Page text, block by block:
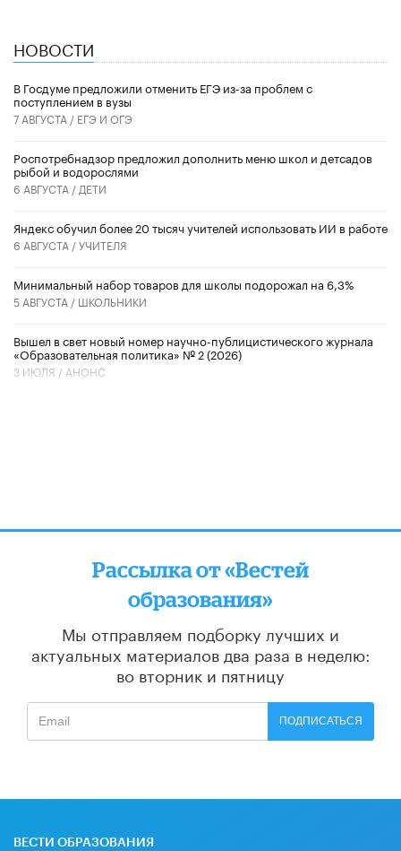
НОВОСТИ
В Госдуме предложили отменить ЕГЭ из-за проблем с
поступлением в вузы
7 АВГУСТА / ЕГЭ И ОГЭ
Роспотребнадзор предложил дополнить меню школ и детсадов
рыбой и водорослями
6 АВГУСТА / ДЕТИ
​Яндекс обучил более 20 тысяч учителей использовать ИИ в работе
6 АВГУСТА /УЧИТЕЛЯ
Минимальный набор товаров для школы подорожал на 6,3%
5 АВГУСТА / ШКОЛЬНИКИ
Вышел в свет новый номер научно-публицистического журнала
«Образовательная политика» № 2 (2026)
3 ИЮЛЯ / АНОНС
Рассылка от «Вестей
образования»
Мы отправляем подборку лучших и
актуальных материалов два раза в неделю:
во вторник и пятницу
ПОДПИСАТЬСЯ
ВЕСТИ ОБРАЗОВАНИЯ